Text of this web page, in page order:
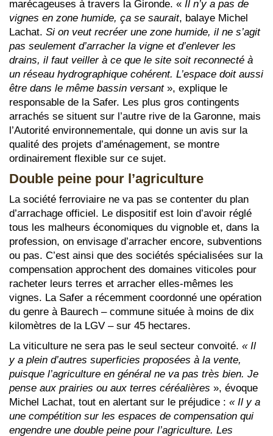
marécageuses à travers la Gironde. « Il n’y a pas de
vignes en zone humide, ça se saurait, balaye Michel
Lachat. Si on veut recréer une zone humide, il ne s’agit
pas seulement d’arracher la vigne et d’enlever les
drains, il faut veiller à ce que le site soit reconnecté à
un réseau hydrographique cohérent. L’espace doit aussi
être dans le même bassin versant», explique le
responsable de la Safer. Les plus gros contingents
arrachés se situent sur l’autre rive de la Garonne, mais
l’Autorité environnementale, qui donne un avis sur la
qualité des projets d’aménagement, se montre
ordinairement flexible sur ce sujet.
Double peine pour l’agriculture
La société ferroviaire ne va pas se contenter du plan
d’arrachage officiel. Le dispositif est loin d’avoir réglé
tous les malheurs économiques du vignoble et, dans la
profession, on envisage d’arracher encore, subventions
ou pas. C’est ainsi que des sociétés spécialisées sur la
compensation approchent des domaines viticoles pour
racheter leurs terres et arracher elles-mêmes les
vignes. La Safer a récemment coordonné une opération
du genre à Baurech – commune située à moins de dix
kilomètres de la LGV – sur 45 hectares.
La viticulture ne sera pas le seul secteur convoité. « Il
y a plein d’autres superficies proposées à la vente,
puisque l’agriculture en général ne va pas très bien. Je
pense aux prairies ou aux terres céréalières », évoque
Michel Lachat, tout en alertant sur le préjudice : « Il y a
une compétition sur les espaces de compensation qui
engendre une double peine pour l’agriculture. Les